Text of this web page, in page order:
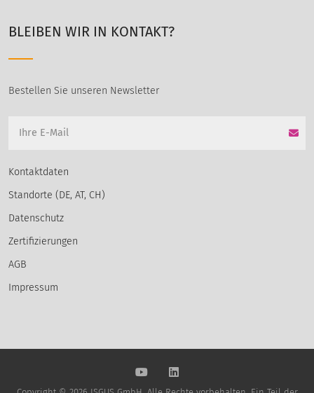
BLEIBEN WIR IN KONTAKT?
Bestellen Sie unseren Newsletter
Kontaktdaten
Standorte (DE, AT, CH)
Datenschutz
Zertifizierungen
AGB
Impressum